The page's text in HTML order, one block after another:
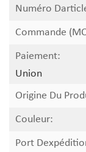
Numéro
Commande
Paiement:
Union
Origine Du
Couleur:
Port